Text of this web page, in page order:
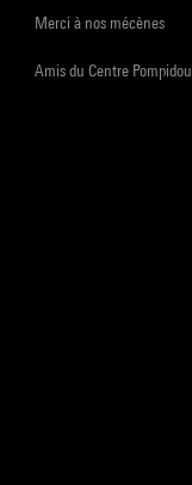
Merci à nos mécènes
Amis du Centre Pompidou